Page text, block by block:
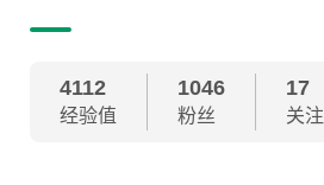
4112
经验值
1046
粉丝
17
关注